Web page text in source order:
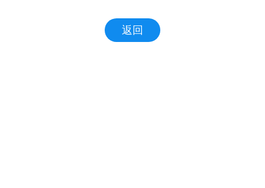
返回